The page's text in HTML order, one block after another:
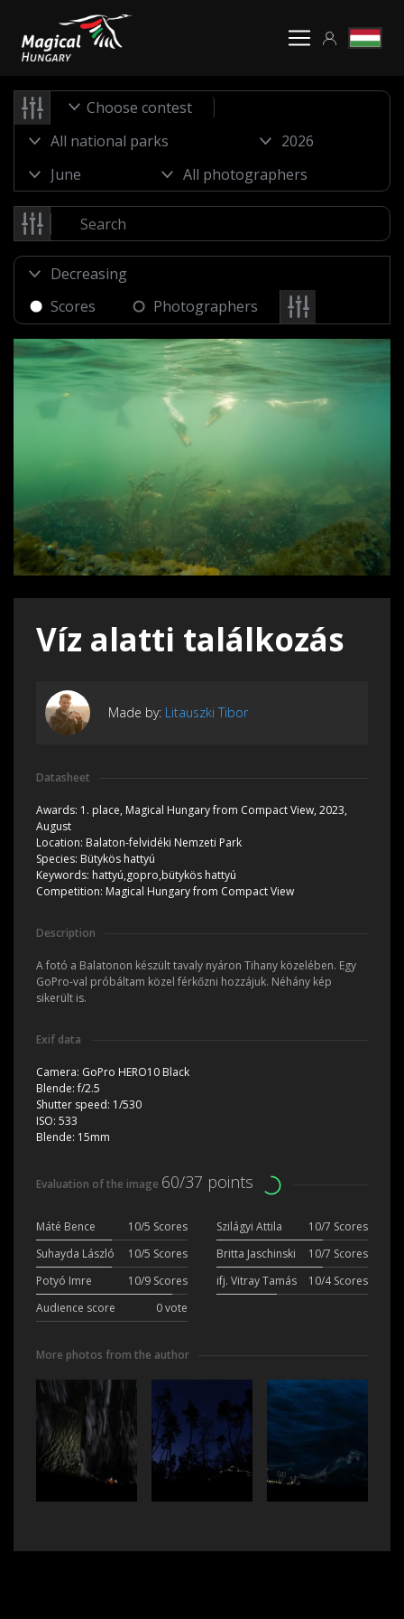
Choose contest
Scores Photographers
Víz alatti találkozás
Made by: Litauszki Tibor
Datasheet
Awards: 1. place, Magical Hungary from Compact View, 2023,
August
Location: Balaton-felvidéki Nemzeti Park
Species: Bütykös hattyú
Keywords: hattyú,gopro,bütykös hattyú
Competition: Magical Hungary from Compact View
Description
A fotó a Balatonon készült tavaly nyáron Tihany közelében. Egy
GoPro-val próbáltam közel férkőzni hozzájuk. Néhány kép
sikerült is.
Exif data
Camera: GoPro HERO10 Black
Blende:f/2.5
Shutter speed: 1/530
ISO: 533
Blende: 15mm
Evaluation of the image 60/37 points
Máté Bence 10/5 Scores Szilágyi Attila
10/7 Scores
Suhayda László
10/5 Scores Britta Jaschinski
10/7 Scores
Potyó Imre
10/9 Scores ifj. Vitray Tamás
10/4 Scores
Audience score
0 vote
More photos from the author